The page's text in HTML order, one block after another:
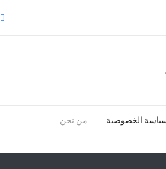
الخصوصية من نحن